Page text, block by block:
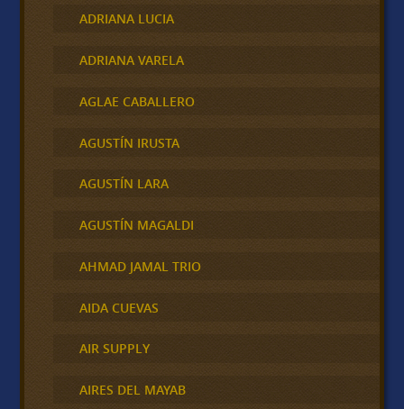
ADRIANA LUCIA
ADRIANA VARELA
AGLAE CABALLERO
AGUSTÍN IRUSTA
AGUSTÍN LARA
AGUSTÍN MAGALDI
AHMAD JAMAL TRIO
AIDA CUEVAS
AIR SUPPLY
AIRES DEL MAYAB